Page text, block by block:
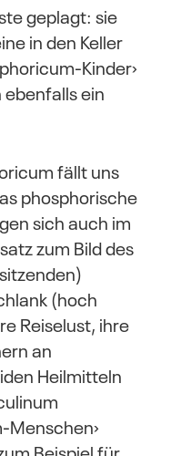
geplagt: sie
in den Keller
Kinder›
ein
fällt uns
phosphorische
sich auch im
zum Bild des
(hoch
Reiselust, ihre
an
Heilmitteln
Menschen›